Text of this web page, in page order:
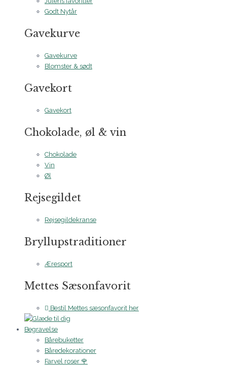
Godt Nytår
Gavekurve
Gavekurve
Blomster & sødt
Gavekort
Gavekort
Chokolade, øl & vin
Chokolade
Vin
Øl
Rejsegildet
Rejsegildekranse
Bryllupstraditioner
Æresport
Mettes Sæsonfavorit
Bestil Mettes sæsonfavorit her
Begravelse
Bårebuketter
Båredekorationer
Farvel roser 🌹